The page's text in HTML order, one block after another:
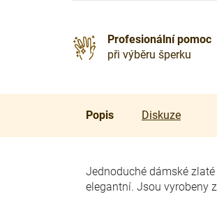
Profesionální pomoc
při výběru šperku
Popis Diskuze
Jednoduché dámské
elegantní. Jsou vyrobeny